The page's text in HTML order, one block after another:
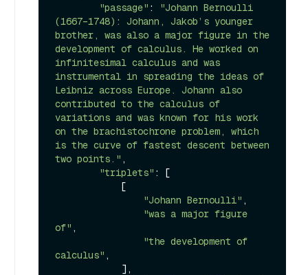
"passage" :
"Johann Bernoulli
(1667–1748): Johann, Jakob’s younger
brother, was also a major figure in the
development of calculus. He worked on
infinitesimal calculus and was
instrumental in spreading the ideas of
Leibniz across Europe. Johann also
contributed to the calculus of
variations and was known for his work
on the brachistochrone problem, which
is the curve of fastest descent between
two points." ,
"triplets" : [
"Johann Bernoulli" ,
"was a major figure
of" ,
"the development of
calculus" ,